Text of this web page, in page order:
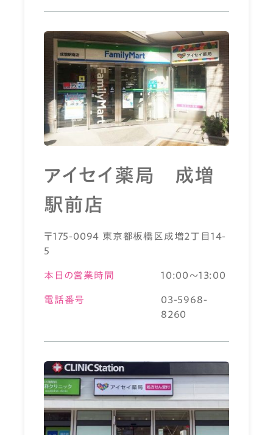
アイセイ薬局 成増
駅前店
〒175-0094 東京都板橋区成増2丁目14-
5
本日の営業時間 10:00～13:00
電話番号
03-5968-
8260